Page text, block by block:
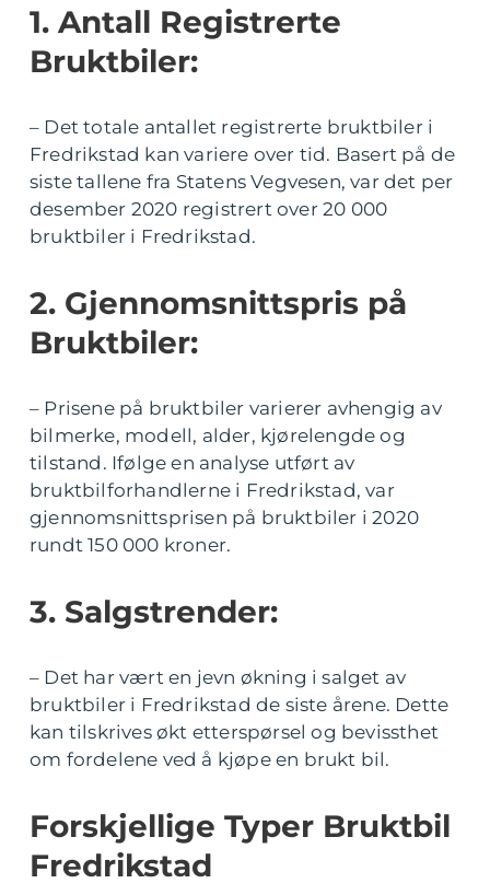
1. Antall Registrerte
Bruktbiler:
– Det totale antallet registrerte bruktbiler i
Fredrikstad kan variere over tid. Basert på de
siste tallene fra Statens Vegvesen, var det per
desember 2020 registrert over 20 000
bruktbiler i Fredrikstad.
2. Gjennomsnittspris på
Bruktbiler:
– Prisene på bruktbiler varierer avhengig av
bilmerke, modell, alder, kjørelengde og
tilstand. Ifølge en analyse utført av
bruktbilforhandlerne i Fredrikstad, var
gjennomsnittsprisen på bruktbiler i 2020
rundt 150 000 kroner.
3. Salgstrender:
– Det har vært en jevn økning i salget av
bruktbiler i Fredrikstad de siste årene. Dette
kan tilskrives økt etterspørsel og bevissthet
om fordelene ved å kjøpe en brukt bil.
Forskjellige Typer Bruktbil
Fredrikstad